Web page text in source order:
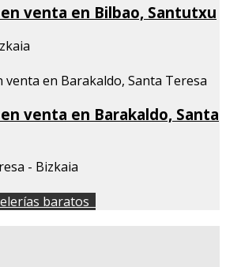
venta en Bilbao, Santutxu
venta en Barakaldo, Santa
- Bizkaia
baratos